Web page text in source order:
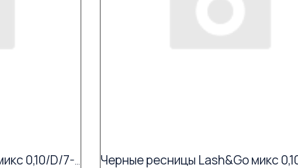
Черные ресницы Lash&Go микс 0,10/D/7-14 mm (16 линий)